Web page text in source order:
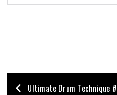
Ultimate Drum Technique